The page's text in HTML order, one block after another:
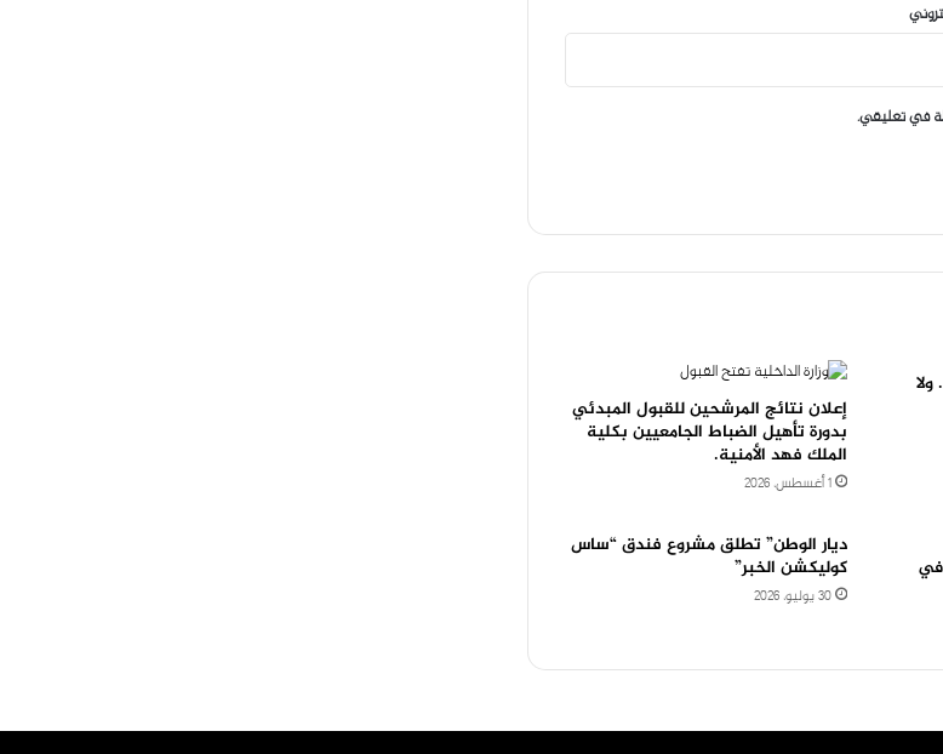
في تعليقي.
إعلان نتائج المرشحين للقبول المبدئي
بدورة تأهيل الضباط الجامعيين بكلية
الملك فهد الأمنية.
1 أغسطس، 2026
في
ديار الوطن” تطلق مشروع فندق “ساس
كوليكشن الخبر”
30 يوليو، 2026